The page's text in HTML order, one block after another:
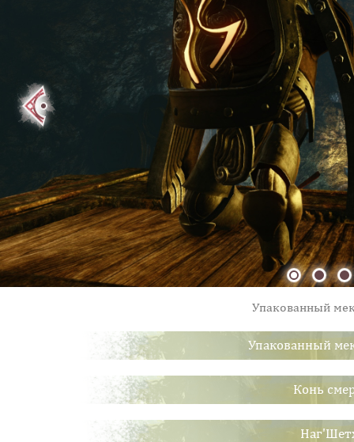
Упакованный
Упакованный
Конь